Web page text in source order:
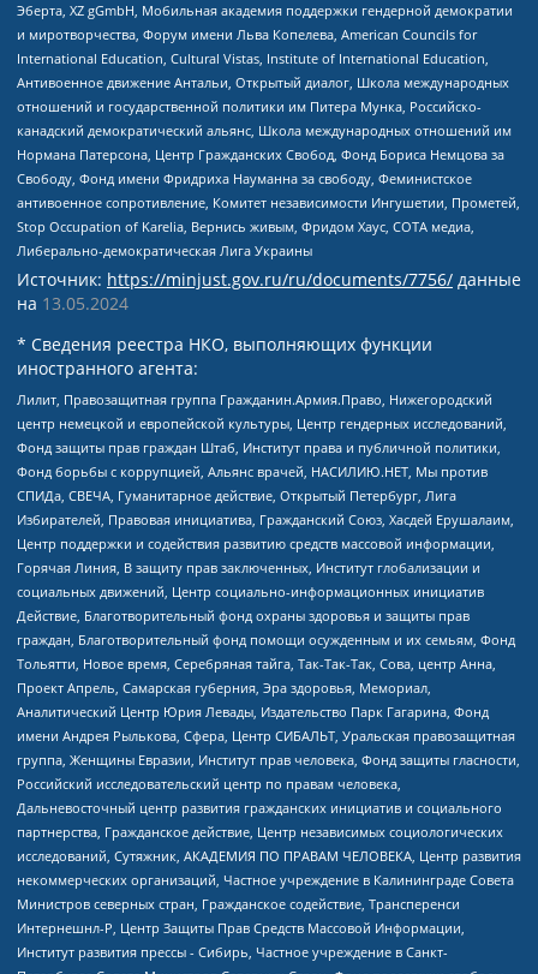
Эберта, XZ gGmbH, Мобильная академия поддержки гендерной демократии
и миротворчества, Форум имени Льва Копелева, American Councils for
International Education, Cultural Vistas, Institute of International Education,
Антивоенное движение Антальи, Открытый диалог, Школа международных
отношений и государственной политики им Питера Мунка, Российско-
канадский демократический альянс, Школа международных отношений им
Нормана Патерсона, Центр Гражданских Свобод, Фонд Бориса Немцова за
Свободу, Фонд имени Фридриха Науманна за свободу, Феминистское
антивоенное сопротивление, Комитет независимости Ингушетии, Прометей,
Stop Occupation of Karelia, Вернись живым, Фридом Хаус, СОТА медиа,
Либерально-демократическая Лига Украины
Источник: https://minjust.gov.ru/ru/documents/7756/ данные
на 13.05.2024
* Сведения реестра НКО, выполняющих функции
иностранного агента:
Лилит, Правозащитная группа Гражданин.Армия.Право, Нижегородский
центр немецкой и европейской культуры, Центр гендерных исследований,
Фонд защиты прав граждан Штаб, Институт права и публичной политики,
Фонд борьбы с коррупцией, Альянс врачей, НАСИЛИЮ.НЕТ, Мы против
СПИДа, СВЕЧА, Гуманитарное действие, Открытый Петербург, Лига
Избирателей, Правовая инициатива, Гражданский Союз, Хасдей Ерушалаим,
Центр поддержки и содействия развитию средств массовой информации,
Горячая Линия, В защиту прав заключенных, Институт глобализации и
социальных движений, Центр социально-информационных инициатив
Действие, Благотворительный фонд охраны здоровья и защиты прав
граждан, Благотворительный фонд помощи осужденным и их семьям, Фонд
Тольятти, Новое время, Серебряная тайга, Так-Так-Так, Сова, центр Анна,
Проект Апрель, Самарская губерния, Эра здоровья, Мемориал,
Аналитический Центр Юрия Левады, Издательство Парк Гагарина, Фонд
имени Андрея Рылькова, Сфера, Центр СИБАЛЬТ, Уральская правозащитная
группа, Женщины Евразии, Институт прав человека, Фонд защиты гласности,
Российский исследовательский центр по правам человека,
Дальневосточный центр развития гражданских инициатив и социального
партнерства, Гражданское действие, Центр независимых социологических
исследований, Сутяжник, АКАДЕМИЯ ПО ПРАВАМ ЧЕЛОВЕКА, Центр развития
некоммерческих организаций, Частное учреждение в Калининграде Совета
Министров северных стран, Гражданское содействие, Трансперенси
Интернешнл-Р, Центр Защиты Прав Средств Массовой Информации,
Институт развития прессы - Сибирь, Частное учреждение в Санкт-